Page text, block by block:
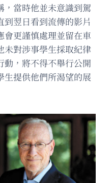
，當時他並未意識到駕
翌日看到流傳的影片
會更謹慎處理並留在車
未對涉事學生採取紀律
動，將不得不舉行公開
生提供他們所渴望的展